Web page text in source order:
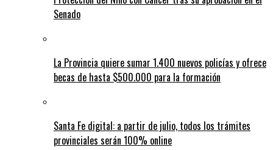
Senado
La Provincia quiere sumar 1.400 nuevos policías y ofrece
becas de hasta $500.000 para la formación
Santa Fe digital: a partir de julio, todos los trámites
provinciales serán 100% online